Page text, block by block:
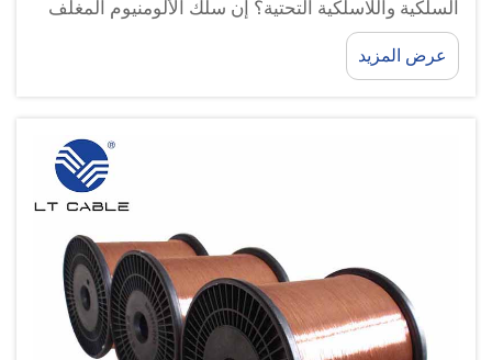
السلكية واللاسلكية التحتية؟ إن سلك الألومنيوم المغلف
الاتصالات لشبكاتها، لأنه يقلل من الوزن مع الحفاظ على
استقرار الإشارات. وما يجعل هذا الكابل مميزًا هو...
عرض المزيد